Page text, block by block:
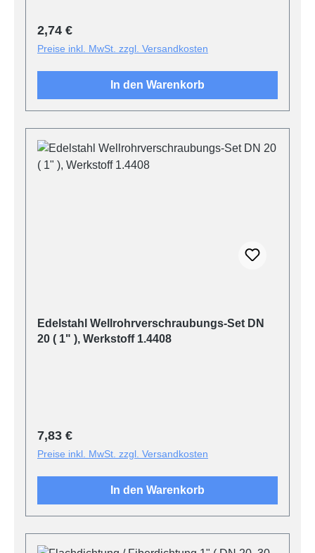
Regulärer Preis:
2,74 €
Preise inkl. MwSt. zzgl. Versandkosten
In den Warenkorb
Edelstahl Wellrohrverschraubungs-Set DN
20 ( 1" ), Werkstoff 1.4408
Regulärer Preis:
7,83 €
Preise inkl. MwSt. zzgl. Versandkosten
In den Warenkorb